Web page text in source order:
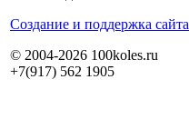
Cоздание и поддержка сайта
© 2004-2026 100koles.ru
+7(917) 562 1905